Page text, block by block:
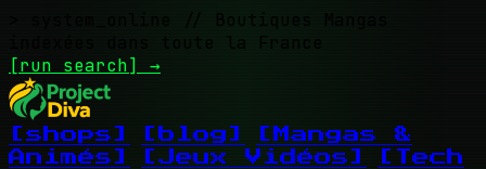
// Boutiques Mangas
indexées dans toute la France
[run search] →
[shops] [blog]
[Mangas &
Animés]
[Jeux Vidéos]
[Tech